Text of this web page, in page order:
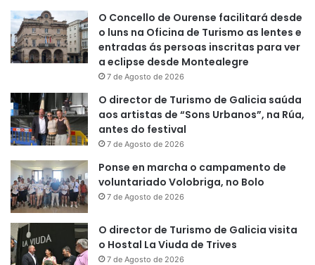
O Concello de Ourense facilitará desde
o luns na Oficina de Turismo as lentes e
entradas ás persoas inscritas para ver
a eclipse desde Montealegre
7 de Agosto de 2026
O director de Turismo de Galicia saúda
aos artistas de “Sons Urbanos”, na Rúa,
antes do festival
7 de Agosto de 2026
Ponse en marcha o campamento de
voluntariado Volobriga, no Bolo
7 de Agosto de 2026
O director de Turismo de Galicia visita
o Hostal La Viuda de Trives
7 de Agosto de 2026